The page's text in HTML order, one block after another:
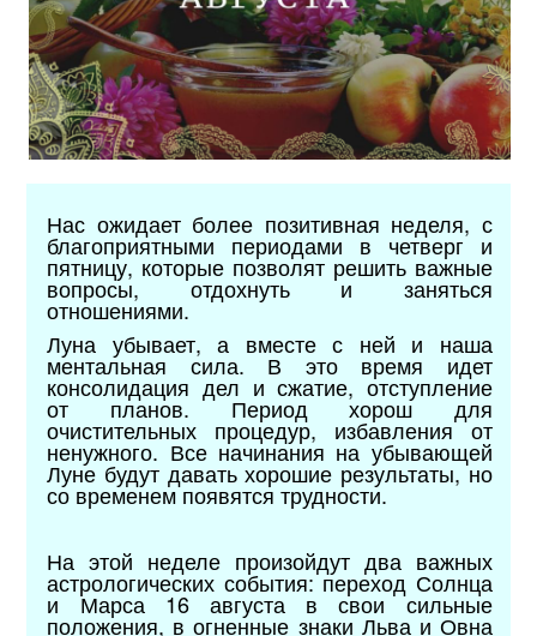
Нас ожидает более позитивная неделя, с
благоприятными периодами в четверг и
пятницу, которые позволят решить важные
вопросы, отдохнуть и заняться
отношениями.
Луна убывает, а вместе с ней и наша
ментальная сила. В это время идет
консолидация дел и сжатие, отступление
от планов. Период хорош для
очистительных процедур, избавления от
ненужного. Все начинания на убывающей
Луне будут давать хорошие результаты, но
со временем появятся трудности.
На этой неделе произойдут два важных
астрологических события: переход Солнца
и Марса 16 августа в свои сильные
положения, в огненные знаки Льва и Овна